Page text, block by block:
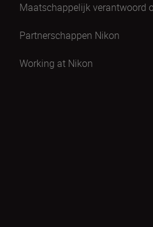
Maatschappelijk verantwoord
Partnerschappen Nikon
Working at Nikon